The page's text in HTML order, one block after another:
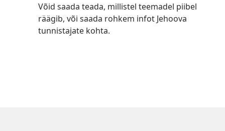
Võid saada teada, millistel teemadel piibel
räägib, või saada rohkem infot Jehoova
tunnistajate kohta.